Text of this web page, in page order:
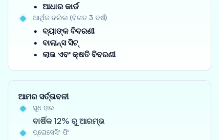
ଆଧାର କାର୍ଡ
ଆର୍ଥିକ ଦଲିଲ (ବିଗତ 3 ବର୍ଷ)
ବ୍ୟାଙ୍କ ବିବରଣୀ
ବାଲାନ୍ସ ସିଟ୍
ଲାଭ ଏବଂ କ୍ଷତି ବିବରଣୀ
ଆମର ସର୍ତ୍ତାବଳୀ
ସୁଧ ହାର
ବାର୍ଷିକ 12% ରୁ ଆରମ୍ଭ
ପ୍ରୋସେସିଂ ଫି